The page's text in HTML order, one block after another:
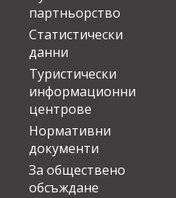
партньорство
Статистически
данни
Туристически
информационни
центрове
Нормативни
документи
За обществено
обсъждане